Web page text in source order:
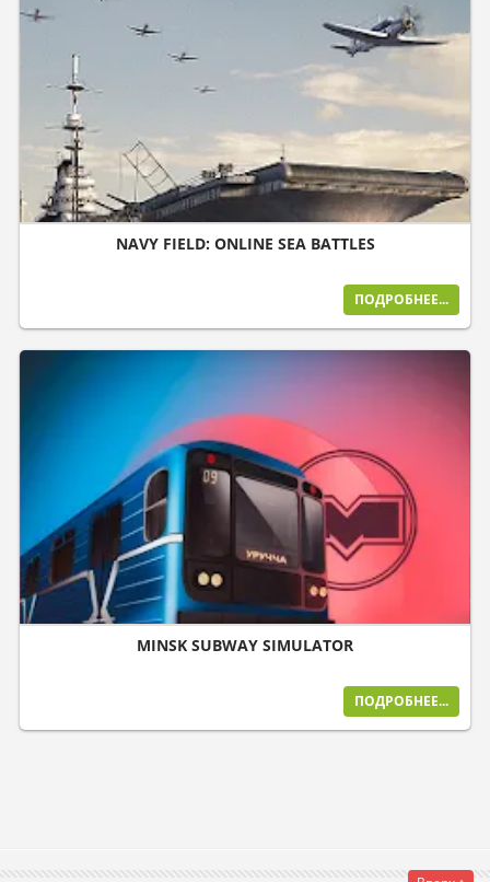
NAVY FIELD: ONLINE SEA BATTLES
ПОДРОБНЕЕ...
MINSK SUBWAY SIMULATOR
ПОДРОБНЕЕ...